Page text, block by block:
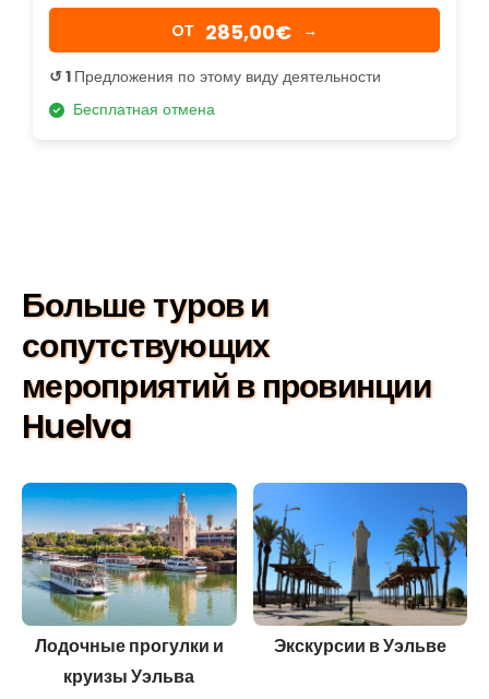
OТ 285,00€ →
↺ 1 Предложения по этому виду деятельности
Бесплатная отмена
Больше туров и
сопутствующих
мероприятий в провинции
Huelva
Лодочные прогулки и
круизы Уэльва
Экскурсии в Уэльве